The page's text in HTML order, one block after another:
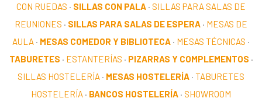
CON RUEDAS · SILLAS CON PALA · SILLAS PARA SALAS DE
REUNIONES · SILLAS PARA SALAS DE ESPERA · MESAS DE
AULA · MESAS COMEDOR Y BIBLIOTECA · MESAS TÉCNICAS ·
TABURETES · ESTANTERÍAS · PIZARRAS Y COMPLEMENTOS ·
SILLAS HOSTELERÍA · MESAS HOSTELERÍA · TABURETES
HOSTELERÍA · BANCOS HOSTELERÍA · SHOWROOM